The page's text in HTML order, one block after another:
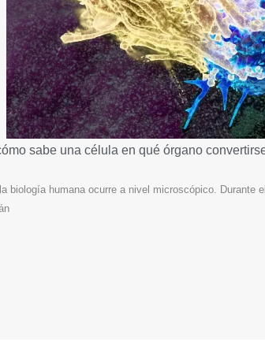
sabe una célula en qué órgano
biología humana ocurre a nivel microscópico. Durante